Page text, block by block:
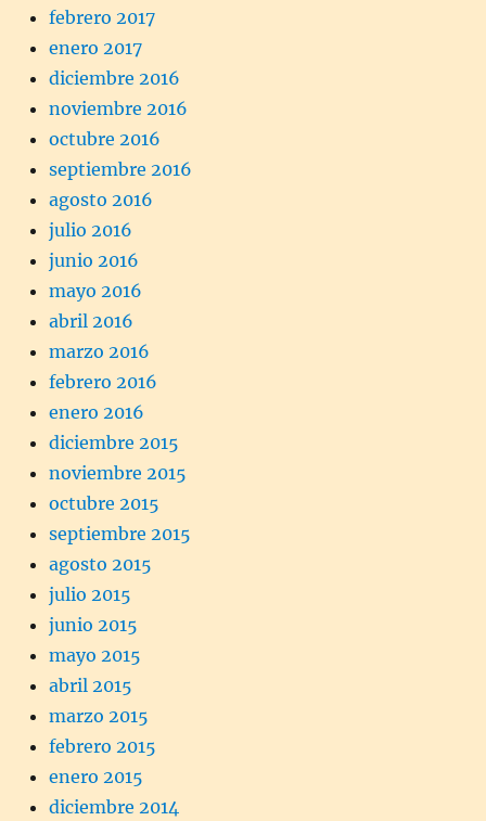
febrero 2017
enero 2017
diciembre 2016
noviembre 2016
octubre 2016
septiembre 2016
agosto 2016
julio 2016
junio 2016
mayo 2016
abril 2016
marzo 2016
febrero 2016
enero 2016
diciembre 2015
noviembre 2015
octubre 2015
septiembre 2015
agosto 2015
julio 2015
junio 2015
mayo 2015
abril 2015
marzo 2015
febrero 2015
enero 2015
diciembre 2014